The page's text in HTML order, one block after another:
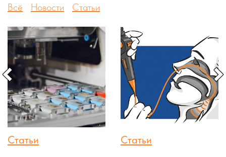
Всё Новости Статьи
Статьи Статьи